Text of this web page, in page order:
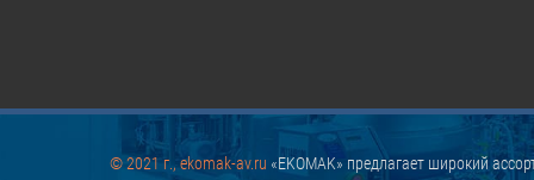
© 2021 г., ekomak-av.ru «EKOMAK» предлагает широкий